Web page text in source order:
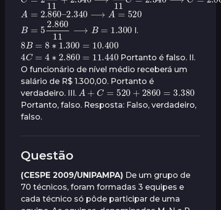
A
2.860 –2.340 A=520
B
52.860 B= 1.300
I.
8B 8∗1.300
10.400
4C 4∗ 2.860 11.440
Portanto é falso. II.
O funcionário de nível médio receberá um
salário de R$ 1.300,00. Portanto é
verdadeiro. III.
A+C= 520+2860= 3.380
Portanto, falso. Resposta: Falso, verdadeiro,
falso.
Questão
(CESPE 2009/UNIPAMPA) De um grupo de
70 técnicos, foram formadas 3 equipes e
cada técnico só pôde participar de uma